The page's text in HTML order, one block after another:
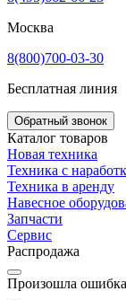
Москва
8(800)700-03-30
Бесплатная линия
Обратный звонок
Каталог товаров
Новая техника
Техника с
Техника в аренду
Навесное
Запчасти
Сервис
Распродажа
Произошла